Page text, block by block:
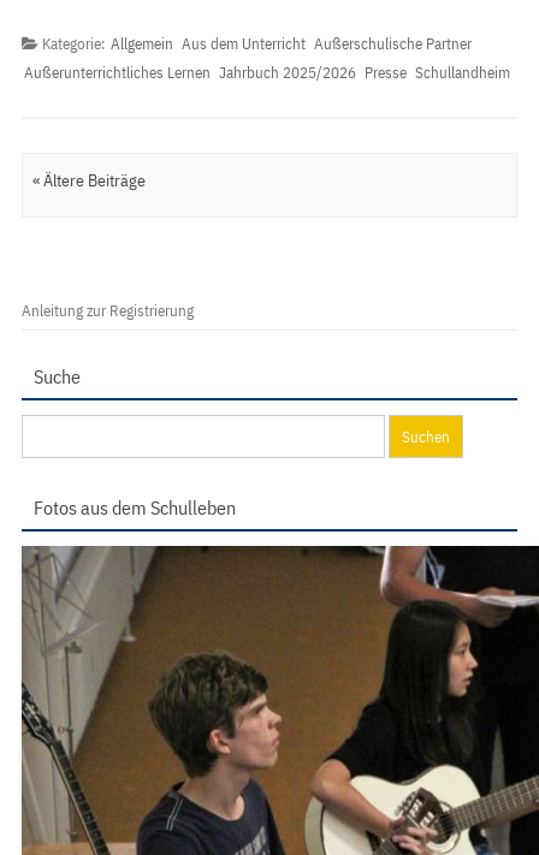
Kategorie: Allgemein Aus dem Unterricht Außerschulische Partner
Außerunterrichtliches Lernen Jahrbuch 2025/2026 Presse Schullandheim
Artikel Navigation
« Ältere Beiträge
Anleitung zur Registrierung
Suche
nach:
Fotos aus dem Schulleben